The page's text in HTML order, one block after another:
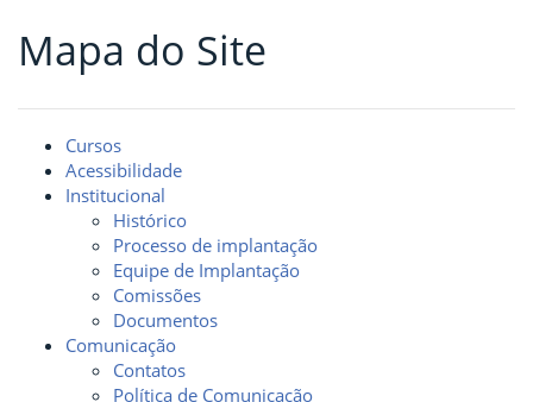
Fim da navegação
Início do conteúdo
Mapa do Site
Cursos
Acessibilidade
Institucional
Histórico
Processo de implantação
Equipe de Implantação
Comissões
Documentos
Comunicação
Contatos
Política de Comunicação